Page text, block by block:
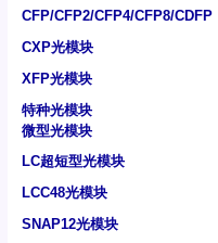
CFP/CFP2/CFP4/CFP8/CDFP
CXP光模块
XFP光模块
特种光模块
微型光模块
LC超短型光模块
LCC48光模块
SNAP12光模块